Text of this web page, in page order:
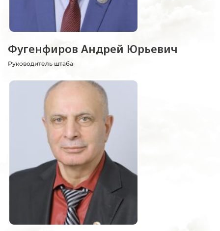
Фугенфиров Андрей Юрьевич
Руководитель штаба